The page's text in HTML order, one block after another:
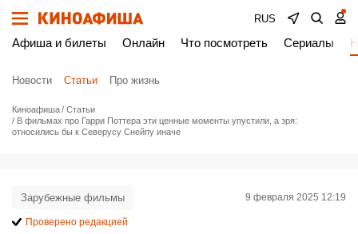
RUS
Афиша и билеты Онлайн Что посмотреть Сериалы
Новости Статьи Про жизнь
Киноафиша
Статьи
В фильмах про Гарри Поттера эти ценные моменты упустили, а зря:
относились бы к Северусу Снейпу иначе
Зарубежные фильмы 9 февраля 2025 12:19
Проверено редакцией